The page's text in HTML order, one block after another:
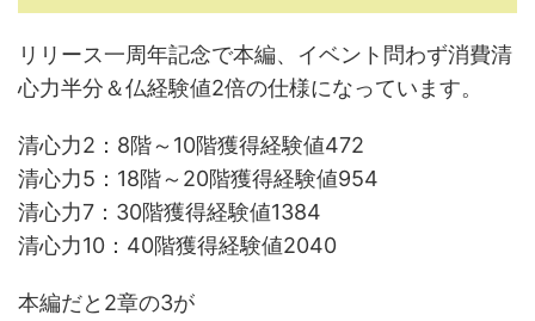
リリース一周年記念で本編、イベント問わず消費清
心力半分＆仏経験値2倍の仕様になっています。
清心力2：8階～10階獲得経験値472
清心力5：18階～20階獲得経験値954
清心力7：30階獲得経験値1384
清心力10：40階獲得経験値2040
本編だと2章の3が